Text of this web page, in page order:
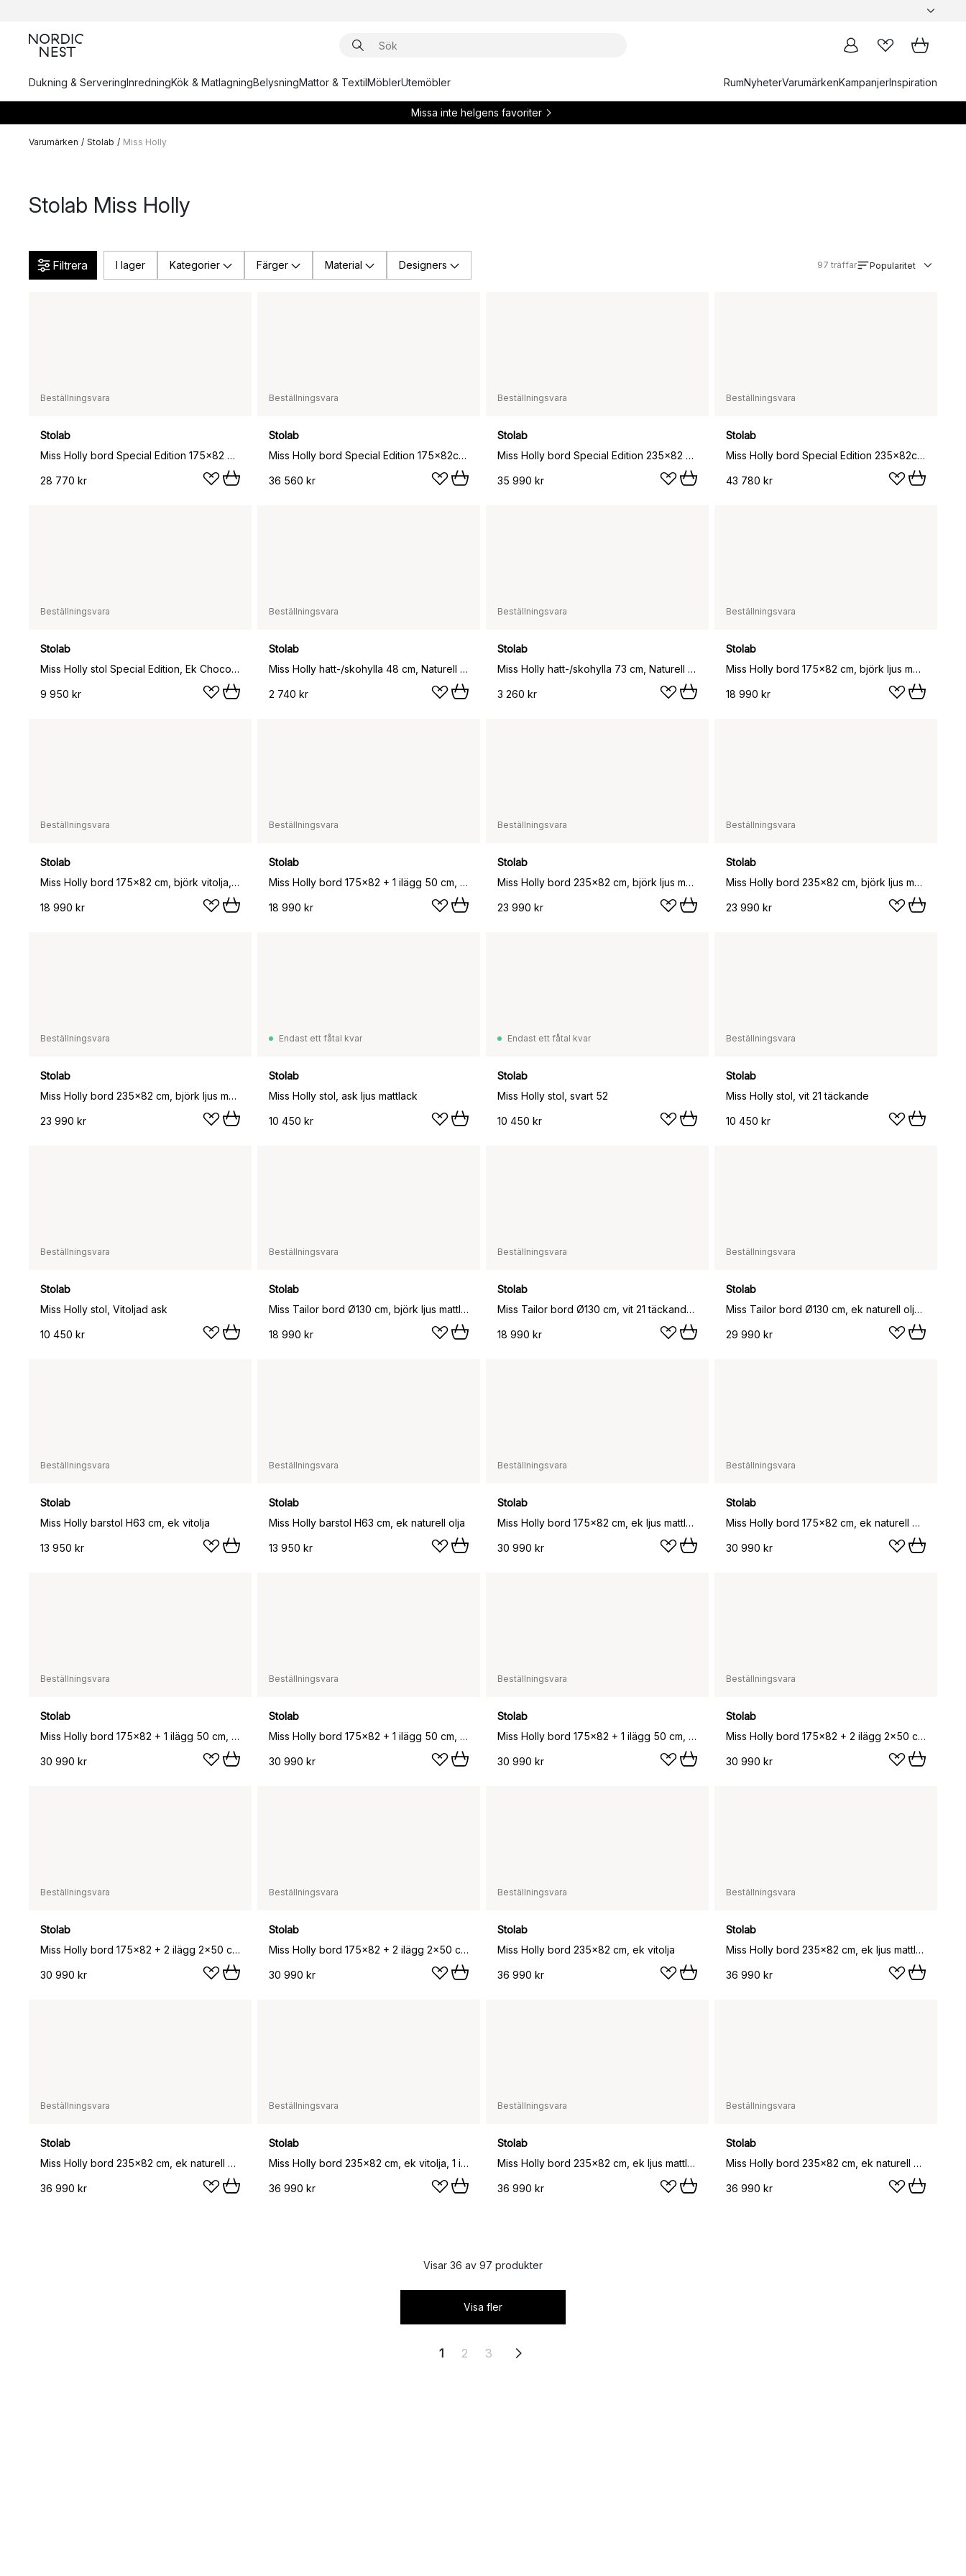
Dukning & ServeringInredningKök & MatlagningBelysningMattor & TextilMöblerUtemöbler RumNyheterVarumärkenKampanjerInspiration
Missa inte helgens favoriter
Varumärken / Stolab / Miss Holly
Stolab Miss Holly
Filtrera I lager Kategorier Färger Material Designers 97 träffar Popularitet
Beställningsvara
Stolab
Miss Holly bord Special Edition 175x82 cm, Ek Chocolat olja
28 770 kr
Beställningsvara
Stolab
Miss Holly bord Special Edition 175x82cm + 1 ilägg, Ek Chocolat olja
36 560 kr
Beställningsvara
Stolab
Miss Holly bord Special Edition 235x82 cm, Ek Chocolat olja
35 990 kr
Beställningsvara
Stolab
Miss Holly bord Special Edition 235x82cm + 1 ilägg, Ek Chocolat olja
43 780 kr
Beställningsvara
Stolab
Miss Holly stol Special Edition, Ek Chocolat olja
9 950 kr
Beställningsvara
Stolab
Miss Holly hatt-/skohylla 48 cm, Naturell olja
2 740 kr
Beställningsvara
Stolab
Miss Holly hatt-/skohylla 73 cm, Naturell olja
3 260 kr
Beställningsvara
Stolab
Miss Holly bord 175x82 cm, björk ljus mattlack
18 990 kr
Beställningsvara
Stolab
Miss Holly bord 175x82 cm, björk vitolja, ej delbart
18 990 kr
Beställningsvara
Stolab
Miss Holly bord 175x82 + 1 ilägg 50 cm, Björk ljus mattlack
18 990 kr
Beställningsvara
Stolab
Miss Holly bord 235x82 cm, björk ljus mattlack
23 990 kr
Beställningsvara
Stolab
Miss Holly bord 235x82 cm, björk ljus mattlack, 1 ilägg
23 990 kr
Beställningsvara
Stolab
Miss Holly bord 235x82 cm, björk ljus mattlack, 2 ilägg
23 990 kr
Endast ett fåtal kvar
Stolab
Miss Holly stol, ask ljus mattlack
10 450 kr
Endast ett fåtal kvar
Stolab
Miss Holly stol, svart 52
10 450 kr
Beställningsvara
Stolab
Miss Holly stol, vit 21 täckande
10 450 kr
Beställningsvara
Stolab
Miss Holly stol, Vitoljad ask
10 450 kr
Beställningsvara
Stolab
Miss Tailor bord Ø130 cm, björk ljus mattlack, fast skiva
18 990 kr
Beställningsvara
Stolab
Miss Tailor bord Ø130 cm, vit 21 täckande, fast skiva
18 990 kr
Beställningsvara
Stolab
Miss Tailor bord Ø130 cm, ek naturell olja, fast skiva
29 990 kr
Beställningsvara
Stolab
Miss Holly barstol H63 cm, ek vitolja
13 950 kr
Beställningsvara
Stolab
Miss Holly barstol H63 cm, ek naturell olja
13 950 kr
Beställningsvara
Stolab
Miss Holly bord 175x82 cm, ek ljus mattlack
30 990 kr
Beställningsvara
Stolab
Miss Holly bord 175x82 cm, ek naturell olja
30 990 kr
Beställningsvara
Stolab
Miss Holly bord 175x82 + 1 ilägg 50 cm, Ek vitolja
30 990 kr
Beställningsvara
Stolab
Miss Holly bord 175x82 + 1 ilägg 50 cm, Ek ljus mattlack
30 990 kr
Beställningsvara
Stolab
Miss Holly bord 175x82 + 1 ilägg 50 cm, Ek naturell olja
30 990 kr
Beställningsvara
Stolab
Miss Holly bord 175x82 + 2 ilägg 2x50 cm, Ek vitolja
30 990 kr
Beställningsvara
Stolab
Miss Holly bord 175x82 + 2 ilägg 2x50 cm, Ek ljus mattlack
30 990 kr
Beställningsvara
Stolab
Miss Holly bord 175x82 + 2 ilägg 2x50 cm, Ek naturell olja
30 990 kr
Beställningsvara
Stolab
Miss Holly bord 235x82 cm, ek vitolja
36 990 kr
Beställningsvara
Stolab
Miss Holly bord 235x82 cm, ek ljus mattlack
36 990 kr
Beställningsvara
Stolab
Miss Holly bord 235x82 cm, ek naturell olja
36 990 kr
Beställningsvara
Stolab
Miss Holly bord 235x82 cm, ek vitolja, 1 ilägg
36 990 kr
Beställningsvara
Stolab
Miss Holly bord 235x82 cm, ek ljus mattlack, 1 ilägg
36 990 kr
Beställningsvara
Stolab
Miss Holly bord 235x82 cm, ek naturell olja, 1 ilägg
36 990 kr
Visar 36 av 97 produkter
Visa fler
1 2 3